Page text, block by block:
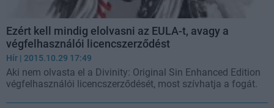
Ezért kell mindig elolvasni az EULA-t, avagy a
végfelhasználói licencszerződést
Hír | 2015.10.29 17:49
Aki nem olvasta el a Divinity: Original Sin Enhanced Edition
végfelhasználói licencszerződését, most szívhatja a fogát.